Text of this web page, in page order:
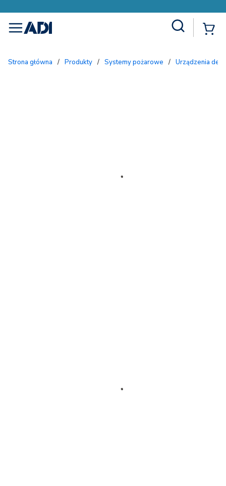
menu
Strona główna / Produkty / Systemy pożarowe / Urządzenia